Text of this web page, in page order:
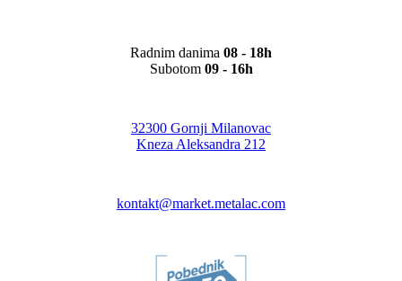
Radnim danima 08 - 18h
Subotom 09 - 16h
32300 Gornji Milanovac
Kneza Aleksandra 212
kontakt@market.metalac.com